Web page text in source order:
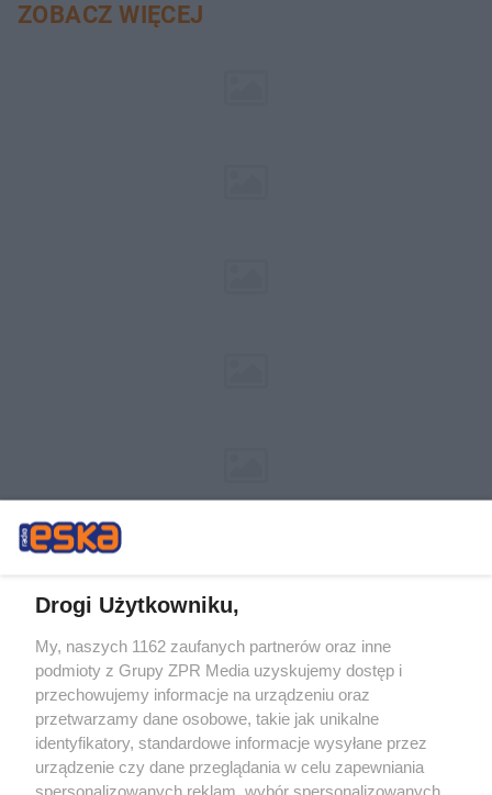
ZOBACZ WIĘCEJ
Żaden utwór zamieszczony w serwisie nie może być powielany i
rozpowszechniany lub dalej rozpowszechniany w jakikolwiek sposób (w
tym także elektroniczny lub mechaniczny) na jakimkolwiek polu
eksploatacji w jakiejkolwiek formie, włącznie z umieszczaniem w Internecie
bez pisemnej zgody właściciela praw. Jakiekolwiek użycie lub
wykorzystanie utworów w całości lub w części z naruszeniem prawa, tzn.
bez właściwej zgody, jest zabronione pod groźbą kary i może być ścigane
prawnie.
Drogi Użytkowniku,
My, naszych 1162 zaufanych partnerów oraz inne
podmioty z Grupy ZPR Media uzyskujemy dostęp i
przechowujemy informacje na urządzeniu oraz
przetwarzamy dane osobowe, takie jak unikalne
identyfikatory, standardowe informacje wysyłane przez
urządzenie czy dane przeglądania w celu zapewniania
spersonalizowanych reklam, wybór spersonalizowanych